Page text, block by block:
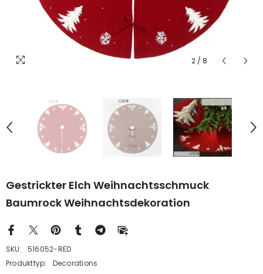
2 / 8
Gestrickter Elch Weihnachtsschmuck
Baumrock Weihnachtsdekoration
SKU:
516052-RED
Produkttyp:
Decorations